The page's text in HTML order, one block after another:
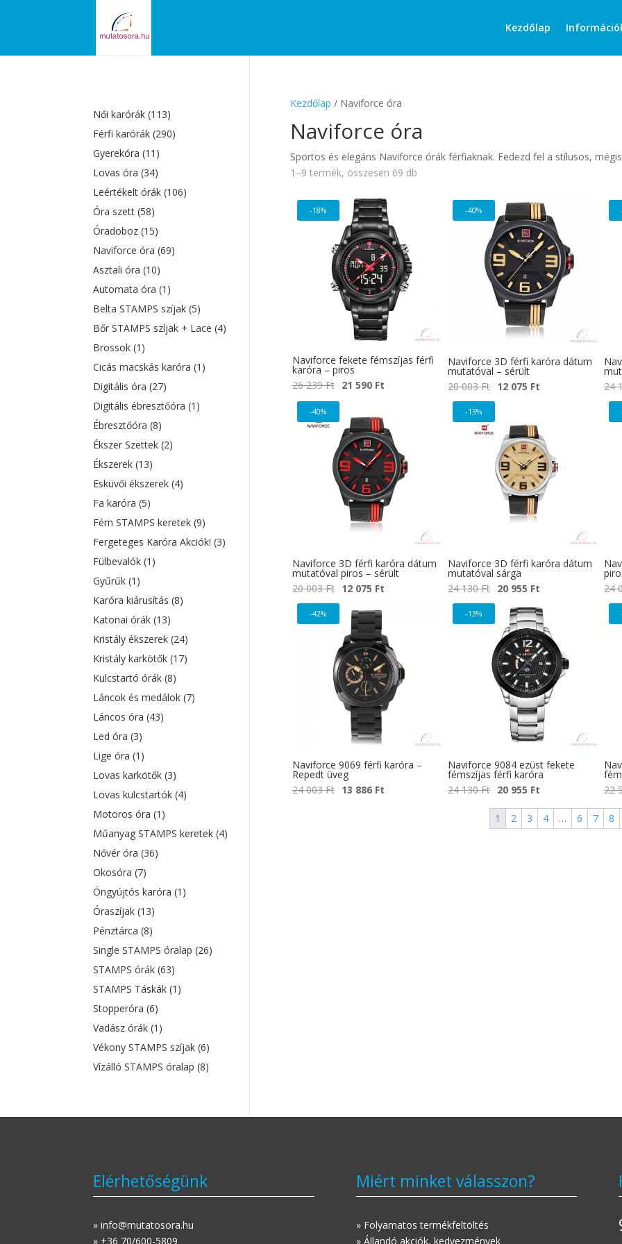
Kezdőlap
search
Kezdőlap / Naviforce óra
Naviforce óra
Sportos és elegáns Naviforce órák férfiaknak. Fedezd fel a stílusos,
1–9 termék, összesen 69 db
-18%
Naviforce fekete fémszíjas férfi
karóra – piros
26 239Ft Original
price
was:
26
239 Ft.
21 590 Ft
21
590 Ft.
-40%
Naviforce 3D férfi karóra dátum
mutatóval – sérült
20 003Ft Original
price
was:
20
003 Ft.
12 075 Ft
12
075 Ft.
24
-40%
Naviforce 3D férfi karóra dátum
mutatóval piros – sérült
20 003Ft Original
price
was:
20
003 Ft.
12 075 Ft
12
075 Ft.
-13%
Naviforce 3D férfi karóra dátum
mutatóval sárga
24 130Ft Original
price
was:
24
130 Ft.
20 955 Ft
is:
20
955 Ft.
24
-42%
Naviforce 9069 férfi karóra –
Repedt üveg
24 003Ft Original
13 886 Ft
-13%
Naviforce 9084 ezüst fekete
fémszíjas férfi karóra
24 130Ft Original
price
was:
20 955 Ft
price
is:
22
1 2 3 4 … 6 7 8
Női karórák(113)
Férfi karórák(290)
Gyerekóra(11)
Lovas óra(34)
Leértékelt órák(106)
Óra szett(58)
Óradoboz(15)
Naviforce óra(69)
Asztali óra(10)
Automata óra(1)
Belta STAMPS szíjak(5)
Bőr STAMPS szíjak + Lace(4)
Brossok(1)
Cicás macskás karóra(1)
Digitális óra(27)
Digitális ébresztőóra(1)
Ébresztőóra(8)
Ékszer Szettek(2)
Ékszerek(13)
Esküvői ékszerek(4)
Fa karóra(5)
Fém STAMPS keretek(9)
Fergeteges Karóra Akciók!(3)
Fülbevalók(1)
Gyűrűk(1)
Karóra kiárusítás(8)
Katonai órák(13)
Kristály ékszerek(24)
Kristály karkötők(17)
Kulcstartó órák(8)
Láncok és medálok(7)
Láncos óra(43)
Led óra(3)
Lige óra(1)
Lovas karkötők(3)
Lovas kulcstartók(4)
Motoros óra(1)
Műanyag STAMPS keretek(4)
Nővér óra(36)
Okosóra(7)
Öngyújtós karóra(1)
Óraszíjak(13)
Pénztárca(8)
Single STAMPS óralap(26)
STAMPS órák(63)
STAMPS Táskák(1)
Stopperóra(6)
Vadász órák(1)
Vékony STAMPS szíjak(6)
Vízálló STAMPS óralap(8)
Elérhetőségünk
» info@mutatosora.hu
» +36 70/600-5809
Miért minket válasszon?
» Folyamatos termékfeltöltés
» Állandó akciók, kedvezmények